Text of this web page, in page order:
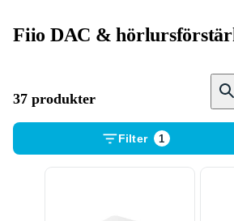
Fiio DAC &
37 produkter
Filter 1